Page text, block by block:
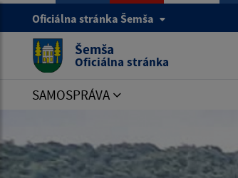
Oficiálna stránka Šemša
Šemša
Oficiálna stránka
SAMOSPRÁVA